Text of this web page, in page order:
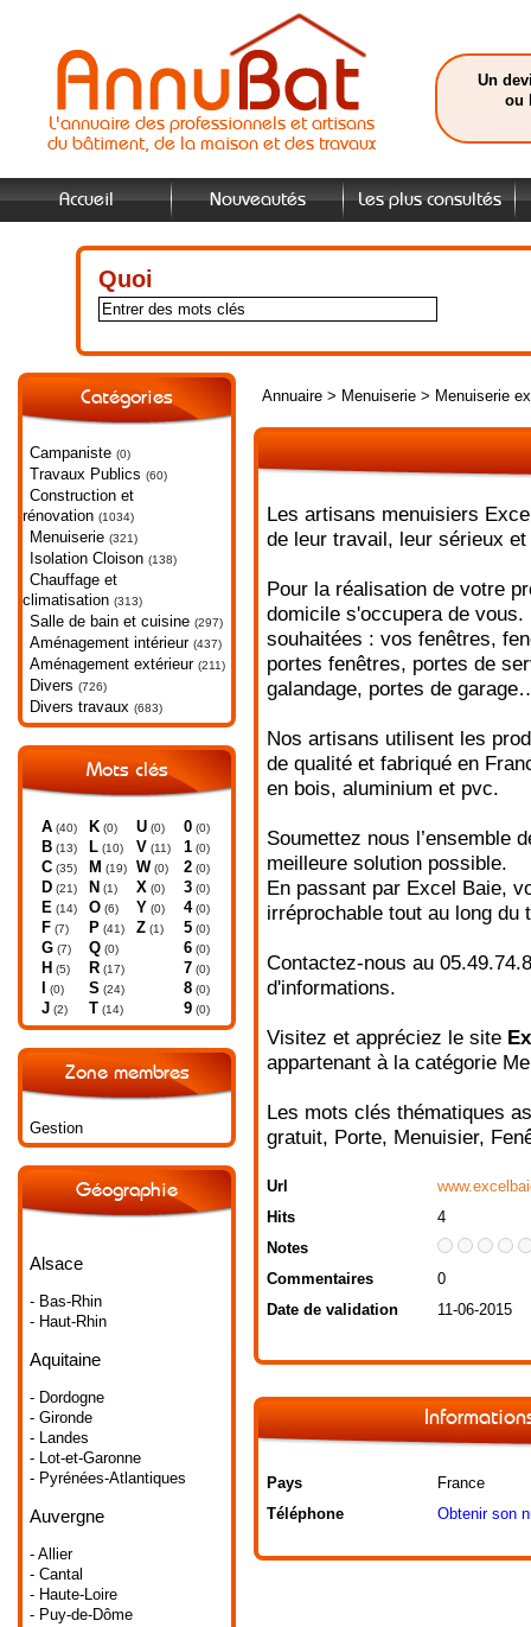
L'annuaire des professionnels et artisans
du bâtiment, de la maison et des travaux
Un
ou
Accueil Nouveautés Les plus consultés
Quoi
Catégories
Campaniste (0)
Travaux Publics (60)
Construction et
rénovation (1034)
Menuiserie (321)
Isolation Cloison (138)
Chauffage et
climatisation (313)
Salle de bain et cuisine (297)
Aménagement intérieur (437)
Aménagement extérieur (211)
Divers (726)
Divers travaux (683)
Mots clés
A (40)
B (13)
C (35)
D (21)
E (14)
F (7)
G (7)
H (5)
(0)
J (2)
K (0)
L (10)
M (19)
N (1)
O (6)
P (41)
Q (0)
R (17)
S (24)
T (14)
U (0)
V (11)
W (0)
X (0)
Y (0)
Z (1)
0 (0)
1 (0)
2 (0)
3 (0)
4(0)
5 (0)
6 (0)
7 (0)
8 (0)
9 (0)
Zone membres
Gestion
Géographie
Alsace
- Bas-Rhin
- Haut-Rhin
Aquitaine
- Dordogne
- Gironde
- Landes
- Lot-et-Garonne
- Pyrénées-Atlantiques
Auvergne
- Allier
- Cantal
- Haute-Loire
- Puy-de-Dôme
Annuaire > Menuiserie > Menuiserie
Les artisans menuisiers
de leur travail, leur sérieux
Pour la réalisation de votre
domicile s'occupera de
souhaitées : vos fenêtres,
portes fenêtres, portes de
galandage, portes de
Nos artisans utilisent les
de qualité et fabriqué en
en bois, aluminium et pvc.
Soumettez nous l’ensemble
meilleure solution possible.
En passant par Excel Baie,
irréprochable tout au long du
Contactez-nous au
d'informations.
Visitez et appréciez le site
appartenant à la catégorie
Les mots clés thématiques
gratuit, Porte, Menuisier,
Url
Hits
4
Notes
Commentaires
0
Date de validation
11-06-2015
Pays
France
Téléphone
Obtenir son